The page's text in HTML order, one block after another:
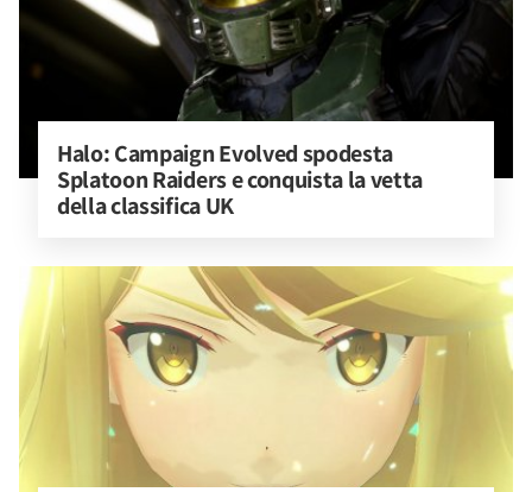
Halo: Campaign Evolved spodesta
Splatoon Raiders e conquista la vetta
della classifica UK